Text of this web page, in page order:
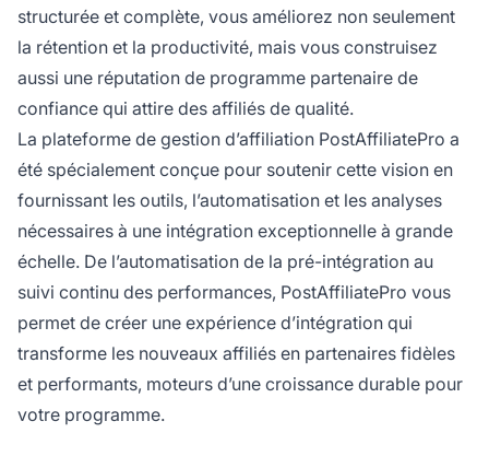
structurée et complète, vous améliorez non seulement
la rétention et la productivité, mais vous construisez
aussi une réputation de programme partenaire de
confiance qui attire des affiliés de qualité.
La plateforme de gestion d’affiliation PostAffiliatePro a
été spécialement conçue pour soutenir cette vision en
fournissant les outils, l’automatisation et les analyses
nécessaires à une intégration exceptionnelle à grande
échelle. De l’automatisation de la pré-intégration au
suivi continu des performances, PostAffiliatePro vous
permet de créer une expérience d’intégration qui
transforme les nouveaux affiliés en partenaires fidèles
et performants, moteurs d’une croissance durable pour
votre programme.